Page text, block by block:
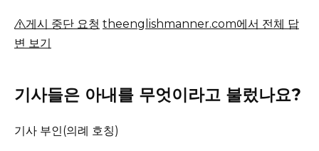
게시 중단 요청 theenglishmanner.com에서 전체 답
변 보기
기사들은 아내를 무엇이라고 불렀나요?
기사 부인(의례 호칭)